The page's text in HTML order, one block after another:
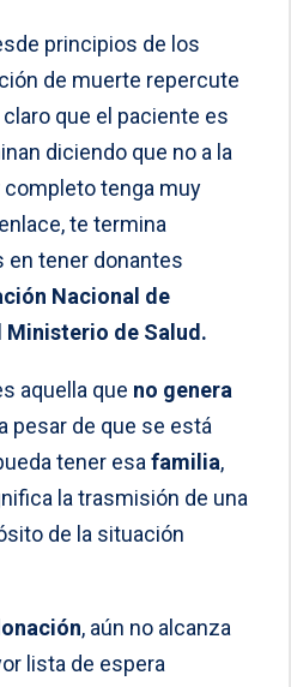
principios de los
de muerte repercute
que el paciente es
diciendo que no a la
completo tenga muy
te termina
en tener donantes
Nacional de
Ministerio de Salud.
aquella que no genera
pesar de que se está
tener esa familia,
la trasmisión de una
de la situación
, aún no alcanza
lista de espera